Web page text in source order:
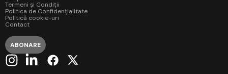
Termeni și Condiții
Politica de Confidențialitate
Politică cookie-uri
Contact
ABONARE